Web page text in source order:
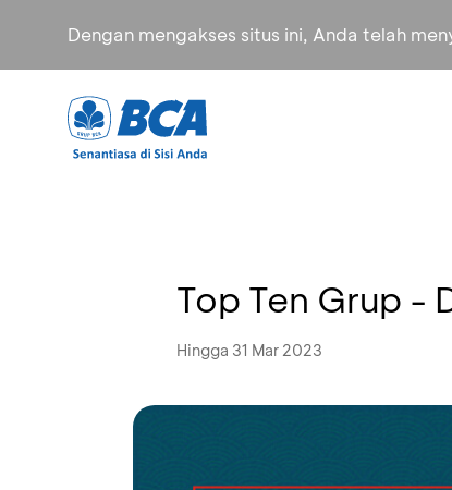
Dengan mengakses situs ini, Anda telah
Top Ten Grup -
Hingga 31 Mar 2023